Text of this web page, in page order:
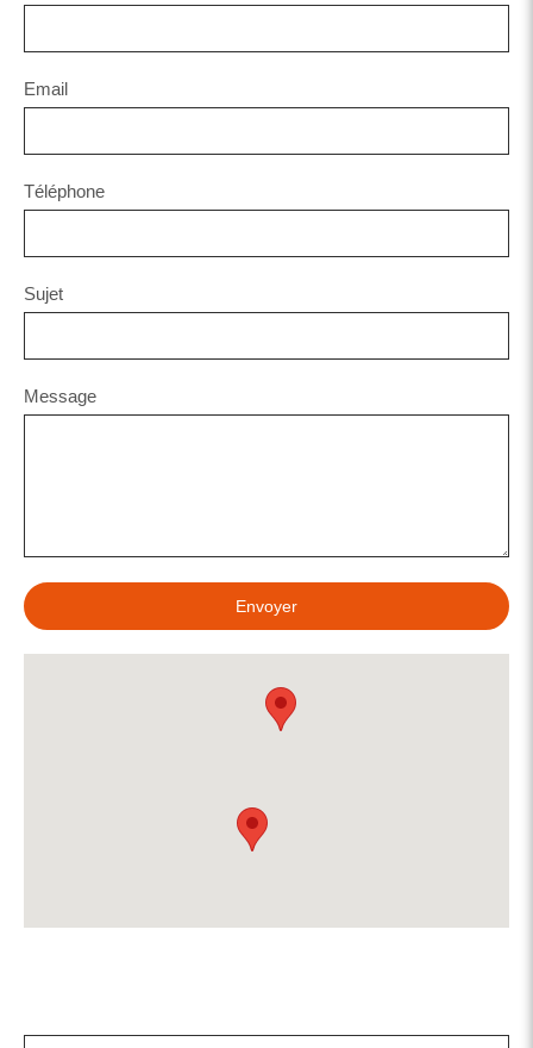
Email
Téléphone
Sujet
Message
Envoyer